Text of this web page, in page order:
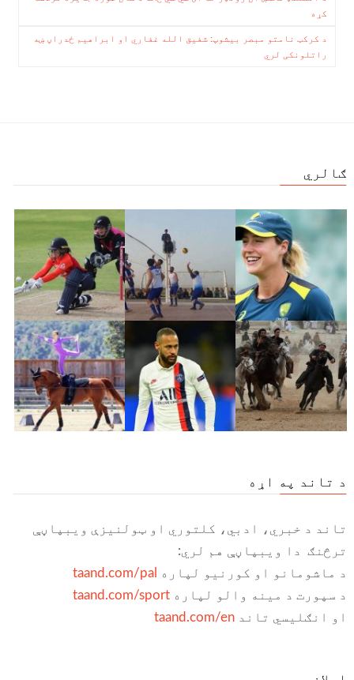
روزنکی دی
چليدنه
کړه
د کرکټ نامتو مبصر بیشوپ: شفیق الله غفاري او ابراهیم ځدراڼ ښه
راتلونکی لري
ګالري
د تاند په اړه
تاند د خبري، ادبي، کلتوري او ټولنیزې ویبپاڼې
ترڅنګ دا ویبپاڼې هم لري:
د ماشومانو او کورنیو لپاره
taand.com/pal
د سپورت د مینه والو لپارهtaand.com/sport
او انګلیسي تاندtaand.com/en